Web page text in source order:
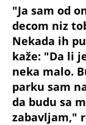
"Ja sam od
decom niz
Nekada ih
kaže: "Da li
neka malo.
parku sam
da budu sa
zabavljam,"